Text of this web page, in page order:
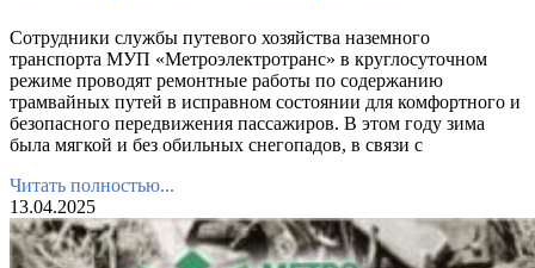
Сотрудники службы путевого хозяйства наземного
транспорта МУП «Метроэлектротранс» в круглосуточном
режиме проводят ремонтные работы по содержанию
трамвайных путей в исправном состоянии для комфортного и
безопасного передвижения пассажиров. В этом году зима
была мягкой и без обильных снегопадов, в связи с
Читать полностью...
13.04.2025